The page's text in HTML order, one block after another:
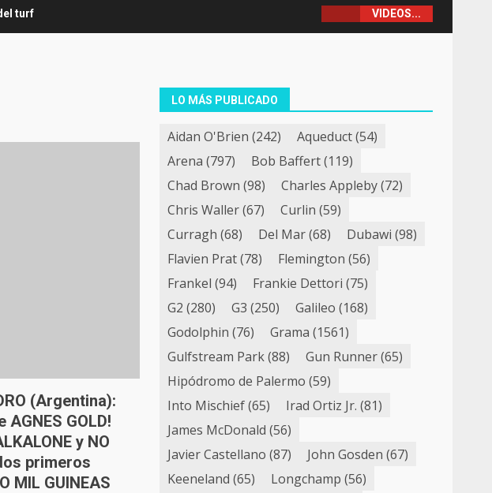
turf VIDEOS...
(Argentina):
GOLD!
y NO
primeros
MIL GUINEAS
LO MÁS PUBLICADO
Aidan O'Brien (242) Aqueduct(54)
Arena (797) Bob Baffert(119)
Chad Brown (98) Charles Appleby(72)
Chris Waller(67) Curlin (59)
Curragh (68) Del Mar(68) Dubawi (98)
Flavien Prat(78) Flemington (56)
Frankel (94) Frankie Dettori (75)
G2 (280) G3 (250) Galileo (168)
Godolphin (76) Grama (1561)
Gulfstream Park(88) Gun Runner(65)
Hipódromo de Palermo (59)
Into Mischief(65) Irad Ortiz Jr. (81)
James McDonald (56)
Javier Castellano (87) John Gosden (67)
Keeneland (65) Longchamp (56)